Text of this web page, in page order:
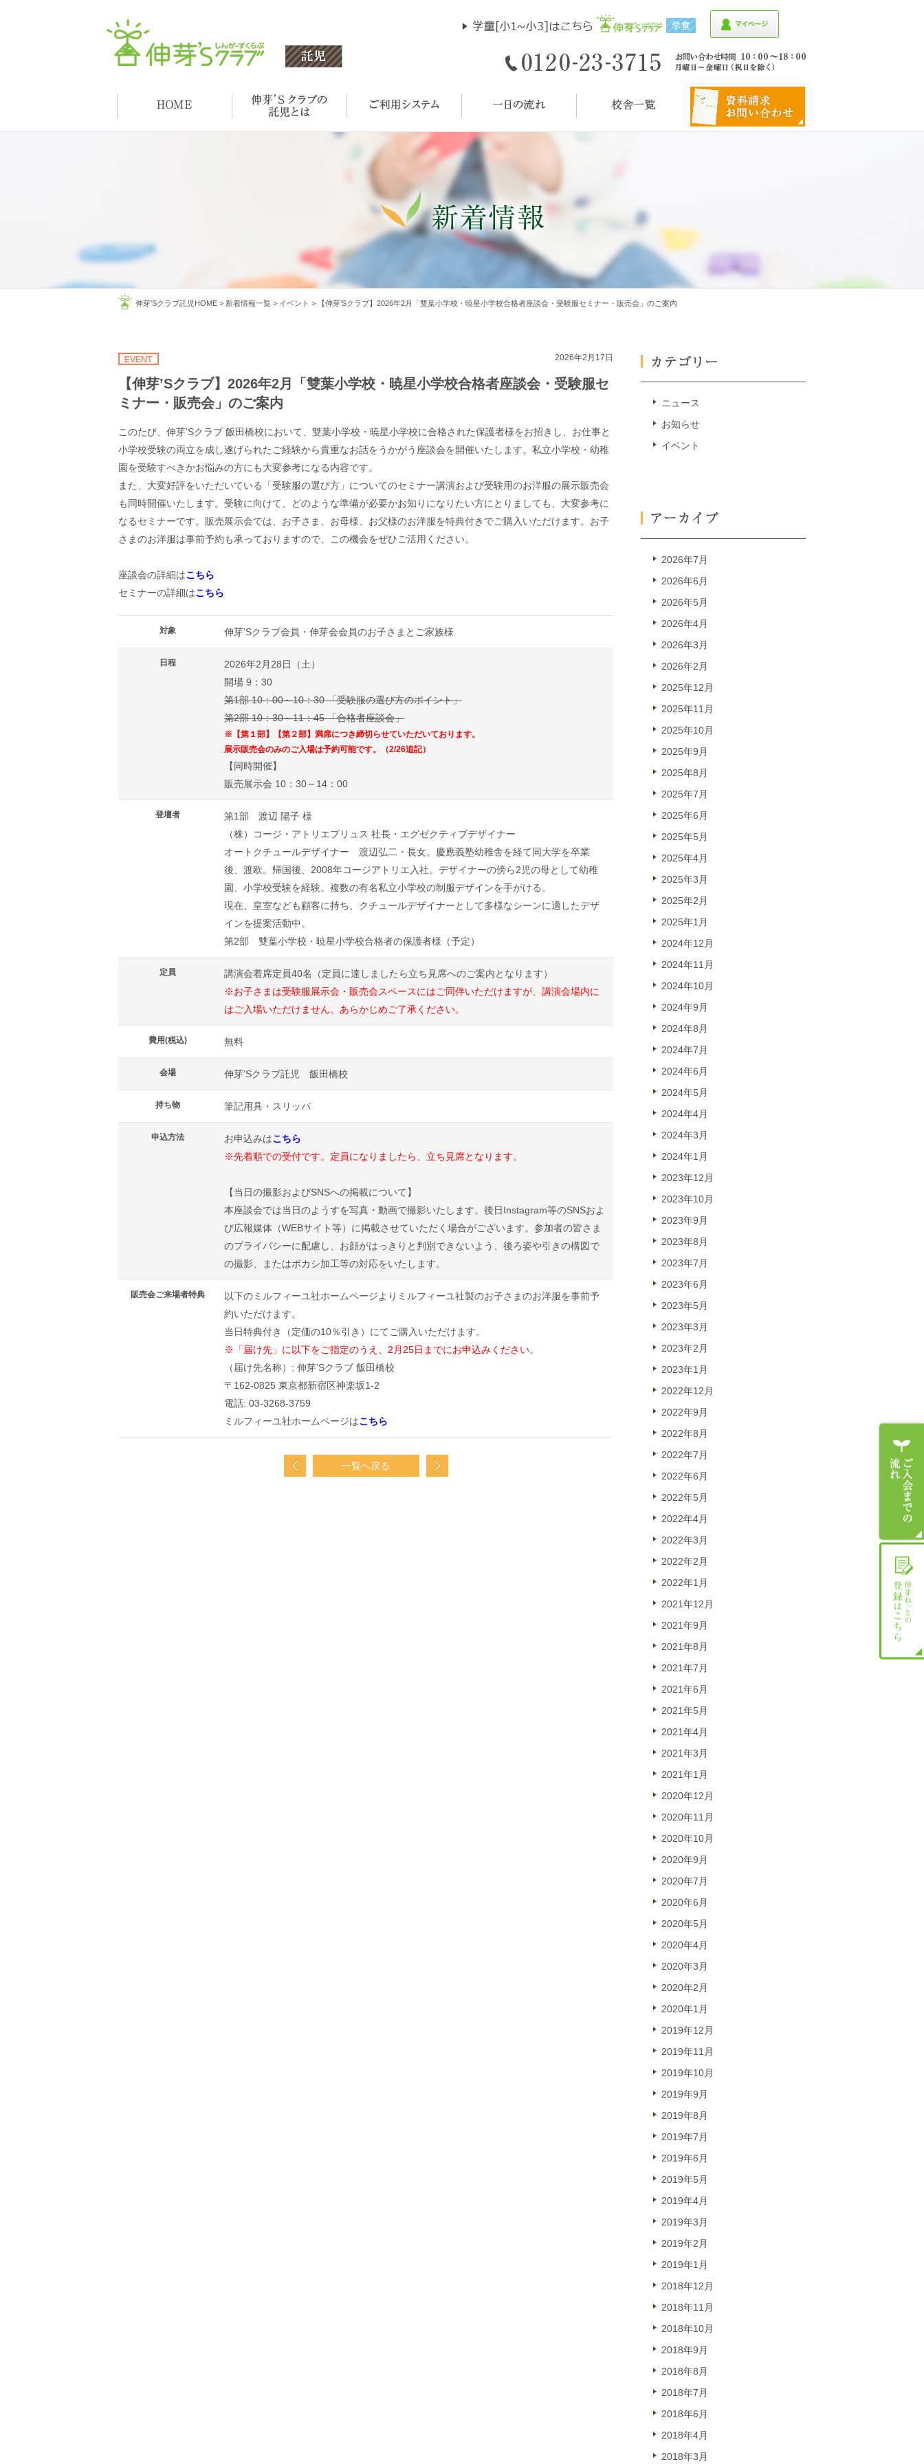
伸芽'Sクラブ託児HOME > 新着情報一覧 > イベント > 【伸芽’Sクラブ】2026年2月「雙葉小学校・暁星小学校合格者座談会・受験服セミナー・販売会」のご案内
2026年2月17日
【伸芽’Sクラブ】2026年2月「雙葉小学校・暁星小学校合格者座談会・受験服セ
ミナー・販売会」のご案内
このたび、伸芽’Sクラブ 飯田橋校において、雙葉小学校・暁星小学校に合格された保護者様をお招きし、お仕事と
小学校受験の両立を成し遂げられたご経験から貴重なお話をうかがう座談会を開催いたします。私立小学校・幼稚
園を受験すべきかお悩みの方にも大変参考になる内容です。
また、大変好評をいただいている「受験服の選び方」についてのセミナー講演および受験用のお洋服の展示販売会
も同時開催いたします。受験に向けて、どのような準備が必要かお知りになりたい方にとりましても、大変参考に
なるセミナーです。販売展示会では、お子さま、お母様、お父様のお洋服を特典付きでご購入いただけます。お子
さまのお洋服は事前予約も承っておりますので、この機会をぜひご活用ください。
座談会の詳細はこちら
セミナーの詳細はこちら
対象 伸芽’Sクラブ会員・伸芽会会員のお子さまとご家族様
日程
2026年2月28日（土）
開場 9：30
第1部 10：00～10：30 「受験服の選び方のポイント」
第2部 10：30～11：45 「合格者座談会」
※【第１部】【第２部】満席につき締切らせていただいております。
展示販売会のみのご入場は予約可能です。（2/26追記）
【同時開催】
販売展示会 10：30～14：00
登壇者
第1部 渡辺 陽子 様
（株）コージ・アトリエプリュス 社長・エグゼクティブデザイナー
オートクチュールデザイナー 渡辺弘二・長女。慶應義塾幼稚舎を経て同大学を卒業
後、渡欧。帰国後、2008年コージアトリエ入社。デザイナーの傍ら2児の母として幼稚
園、小学校受験を経験。複数の有名私立小学校の制服デザインを手がける。
現在、皇室なども顧客に持ち、クチュールデザイナーとして多様なシーンに適したデザ
インを提案活動中。
第2部 雙葉小学校・暁星小学校合格者の保護者様（予定）
定員
講演会着席定員40名（定員に達しましたら立ち見席へのご案内となります）
※お子さまは受験服展示会・販売会スペースにはご同伴いただけますが、講演会場内に
はご入場いただけません。あらかじめご了承ください。
費用(税込) 無料
会場 伸芽’Sクラブ託児 飯田橋校
持ち物 筆記用具・スリッパ
申込方法 お申込みはこちら
※先着順での受付です。定員になりましたら、立ち見席となります。
【当日の撮影およびSNSへの掲載について】
本座談会では当日のようすを写真・動画で撮影いたします。後日Instagram等のSNSおよ
び広報媒体（WEBサイト等）に掲載させていただく場合がございます。参加者の皆さま
のプライバシーに配慮し、お顔がはっきりと判別できないよう、後ろ姿や引きの構図で
の撮影、またはボカシ加工等の対応をいたします。
販売会ご来場者特典
以下のミルフィーユ社ホームページよりミルフィーユ社製のお子さまのお洋服を事前予
約いただけます。
当日特典付き（定価の10％引き）にてご購入いただけます。
※「届け先」に以下をご指定のうえ、2月25日までにお申込みください。
（届け先名称）: 伸芽’Sクラブ 飯田橋校
〒162-0825 東京都新宿区神楽坂1-2
電話: 03-3268-3759
ミルフィーユ社ホームページはこちら
一覧へ戻る
ニュース
お知らせ
イベント
2026年7月
2026年6月
2026年5月
2026年4月
2026年3月
2026年2月
2025年12月
2025年11月
2025年10月
2025年9月
2025年8月
2025年7月
2025年6月
2025年5月
2025年4月
2025年3月
2025年2月
2025年1月
2024年12月
2024年11月
2024年10月
2024年9月
2024年8月
2024年7月
2024年6月
2024年5月
2024年4月
2024年3月
2024年1月
2023年12月
2023年10月
2023年9月
2023年8月
2023年7月
2023年6月
2023年5月
2023年3月
2023年2月
2023年1月
2022年12月
2022年9月
2022年8月
2022年7月
2022年6月
2022年5月
2022年4月
2022年3月
2022年2月
2022年1月
2021年12月
2021年9月
2021年8月
2021年7月
2021年6月
2021年5月
2021年4月
2021年3月
2021年1月
2020年12月
2020年11月
2020年10月
2020年9月
2020年7月
2020年6月
2020年5月
2020年4月
2020年3月
2020年2月
2020年1月
2019年12月
2019年11月
2019年10月
2019年9月
2019年8月
2019年7月
2019年6月
2019年5月
2019年4月
2019年3月
2019年2月
2019年1月
2018年12月
2018年11月
2018年10月
2018年9月
2018年8月
2018年7月
2018年6月
2018年4月
2018年3月